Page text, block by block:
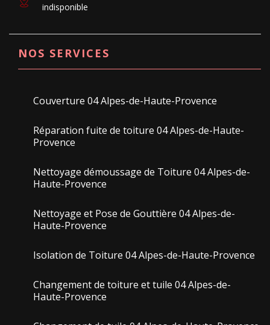
indisponible
NOS SERVICES
Couverture 04 Alpes-de-Haute-Provence
Réparation fuite de toiture 04 Alpes-de-Haute-
Provence
Nettoyage démoussage de Toiture 04 Alpes-de-
Haute-Provence
Nettoyage et Pose de Gouttière 04 Alpes-de-
Haute-Provence
Isolation de Toiture 04 Alpes-de-Haute-Provence
Changement de toiture et tuile 04 Alpes-de-
Haute-Provence